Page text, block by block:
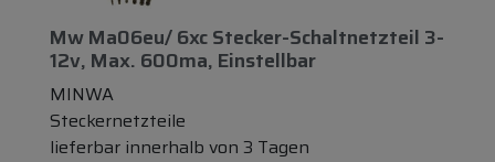
Mw Ma06eu/ 6xc Stecker-Schaltnetzteil 3-
12v, Max. 600ma, Einstellbar
MINWA
Steckernetzteile
lieferbar innerhalb von 3 Tagen